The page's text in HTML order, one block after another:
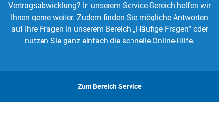
Vertragsabwicklung? In unserem Service-Bereich helfen wir
Ihnen gerne weiter. Zudem finden Sie mögliche Antworten
auf Ihre Fragen in unserem Bereich „Häufige Fragen“ oder
nutzen Sie ganz einfach die schnelle Online-Hilfe.
Zum Bereich Service